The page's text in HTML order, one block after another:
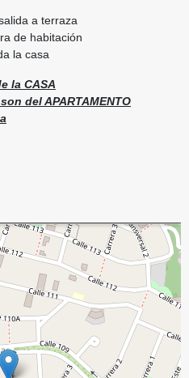
a terraza
de habitación
la casa
la CASA
del APARTAMENTO